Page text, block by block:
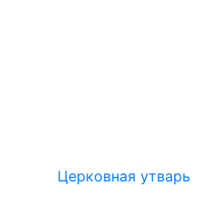
Церковная утварь